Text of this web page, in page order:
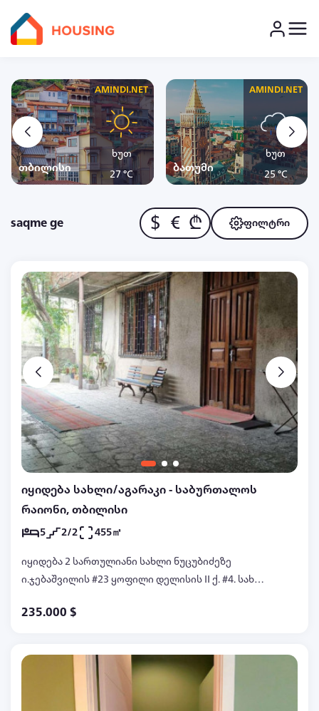
თბილისი
AMINDI.NET
ხუთ
27 °C
ბათუმი
AMINDI.NET
ხუთ
25 °C
saqme ge $ € ₾ ფილტრი
იყიდება სახლი/აგარაკი - საბურთალოს
რაიონი, თბილისი
5 2/2 455㎡
იყიდება 2 სართულიანი სახლი ნუცუბიძეზე
ი.ჯებაშვილის #23 ყოფილი დელისის II ქ. #4. სახლი
აშენებული, უჟანგავი ალუმინის სახურავით, შიდა
შესასვლელი კარის წინ მანქანის დასაყენებელი
ადგილი. 14 ოთახი. სამი სველი წერტილი. დიდი
ნათელი ოთახები, მაღალი ჭერით. საერთო ჯამში
235.000 $